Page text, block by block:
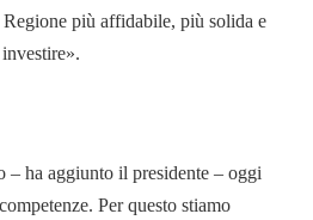
più affidabile, più solida e
– ha aggiunto il presidente – oggi
Per questo stiamo